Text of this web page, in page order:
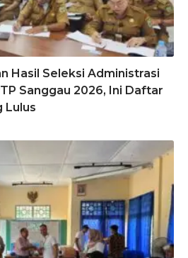
Hasil Seleksi Administrasi
Sanggau 2026, Ini Daftar
Lulus